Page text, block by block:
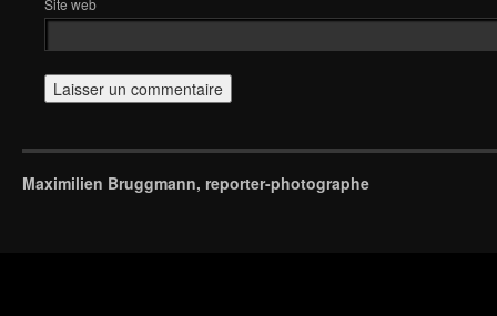
Site web
Maximilien Bruggmann, reporter-photographe